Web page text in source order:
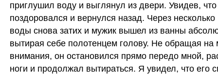
приглушил воду и выглянул из двери. Увидев, что
поздоровался и вернулся назад. Через
воды снова затих и мужик вышел из ванны
вытирая себе полотенцем голову. Не обращая на
внимания, он остановился прямо передо мной,
ноги и продолжал вытираться. Я увидел, что его